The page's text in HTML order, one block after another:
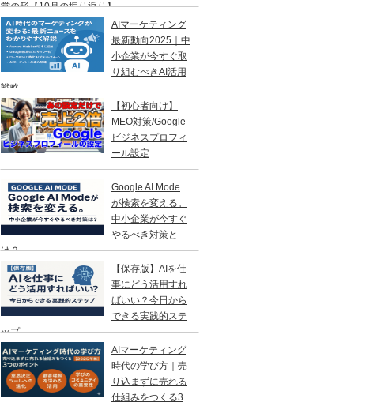
営の形【10月の振り返り】
AIマーケティング
最新動向2025｜中
小企業が今すぐ取
り組むべきAI活用
戦略
【初心者向け】
MEO対策/Google
ビジネスプロフィ
ール設定
Google AI Mode
が検索を変える。
中小企業が今すぐ
やるべき対策と
は？
【保存版】AIを仕
事にどう活用すれ
ばいい？今日から
できる実践的ステ
ップ
AIマーケティング
時代の学び方｜売
り込まずに売れる
仕組みをつくる3